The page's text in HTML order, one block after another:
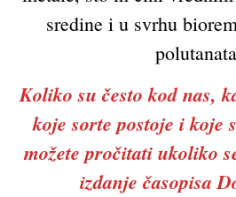
sredine i u svrhu
Koliko su često kod nas,
koje sorte postoje i koje
možete pročitati ukoliko
izdanje časopisa